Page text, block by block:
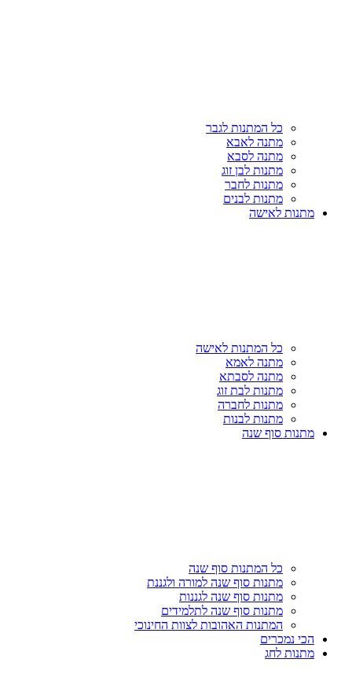
כל המתנות לגבר
מתנה לאבא
מתנה לסבא
מתנות לבן זוג
מתנות לחבר
מתנות לבנים
מתנות לאישה
כל המתנות לאישה
מתנה לאמא
מתנה לסבתא
מתנות לבת זוג
מתנות לחברה
מתנות לבנות
מתנות סוף שנה
כל המתנות סוף שנה
מתנות סוף שנה למורה ולגננת
מתנות סוף שנה לגננות
מתנות סוף שנה לתלמידים
המתנות האהובות לצוות החינוכי
הכי נמכרים
מתנות לחג